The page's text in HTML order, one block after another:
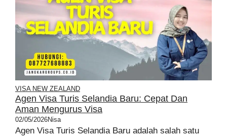
VISA NEW ZEALAND
Agen Visa Turis Selandia Baru: Cepat Dan
Aman Mengurus Visa
02/05/2026Nisa
Agen Visa Turis Selandia Baru adalah salah satu